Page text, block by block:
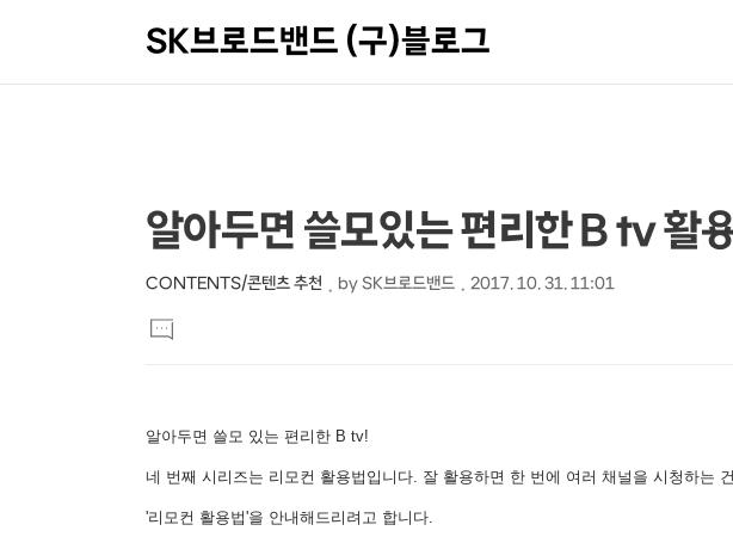
SK브로드밴드 (구)블로그
상
세
컨
텐
본
문
제
목
알아두면 쓸모있는 편리한 B tv 활
CONTENTS/콘텐츠 추천 by SK브로드밴드 2017. 10. 31. 11:01
문
댓
글
알아두면 쓸모 있는 편리한 B tv!
네 번째 시리즈는 리모컨 활용법입니다. 잘 활용하면 한 번에 여러 채널을 시청하는
'리모컨 활용법'을 안내해드리려고 합니다.